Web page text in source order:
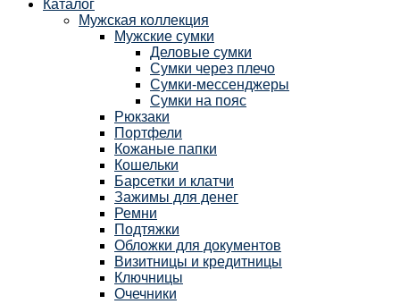
Каталог
Мужская коллекция
Мужские сумки
Деловые сумки
Сумки через плечо
Сумки-мессенджеры
Сумки на пояс
Рюкзаки
Портфели
Кожаные папки
Кошельки
Барсетки и клатчи
Зажимы для денег
Ремни
Подтяжки
Обложки для документов
Визитницы и кредитницы
Ключницы
Очечники